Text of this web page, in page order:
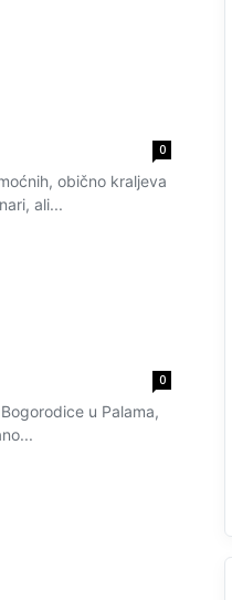
0
obično kraljeva
ali...
0
u Palama,